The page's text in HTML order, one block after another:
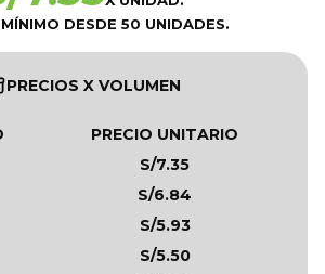
DESDE 50 UNIDADES.
PRECIOS X VOLUMEN
PRECIO UNITARIO
S/7.35
S/6.84
S/5.93
S/5.50